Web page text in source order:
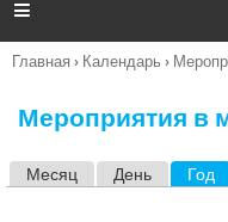
п

Вы
Главная › Календарь ›
Мероприятия в
Месяц День Год